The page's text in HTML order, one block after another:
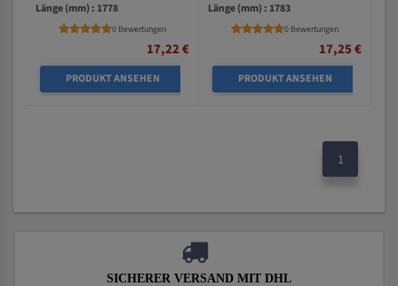
Länge (mm) : 1778
0 Bewertungen
17,22 €
PRODUKT ANSEHEN
Länge (mm) : 1783
0 Bewertungen
17,25 €
PRODUKT ANSEHEN
1
SICHERER VERSAND MIT DHL